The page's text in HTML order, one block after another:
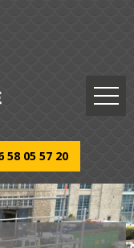
58 05 57 20